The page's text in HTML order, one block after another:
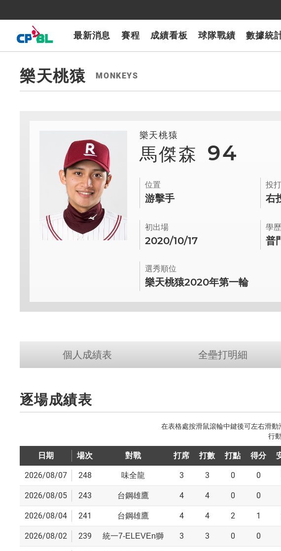
最新消息 賽程 成績看板 球隊戰績 數據統
7-ELEVEn獅
樂天桃猿富邦悍將 味全龍 台鋼雄鷹CPBLTV
樂天桃猿 MONKEYS
樂天桃猿
馬傑森 94
位置
游擊手
投
右
初出場
2020/10/17
學歷
普
選秀順位
樂天桃猿2020年第一輪
個人成績表 全壘打明細
逐場成績表
日期 場次 對戰 打席 打數 打點 得分
2026/08/07 248 味全龍 3 3 0 0
2026/08/05 243 台鋼雄鷹 4 4 0 0
2026/08/04 241 台鋼雄鷹 4 4 2 1
2026/08/02 239 統一7-ELEVEn獅 3 3 0 0